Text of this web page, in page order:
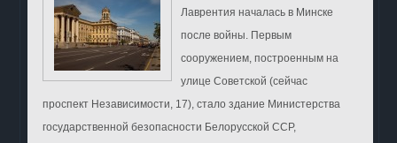
Лаврентия началась в Минске
после войны. Первым
сооружением, построенным на
улице Советской (сейчас
проспект Независимости, 17), стало здание Министерства
государственной безопасности Белорусской ССР,